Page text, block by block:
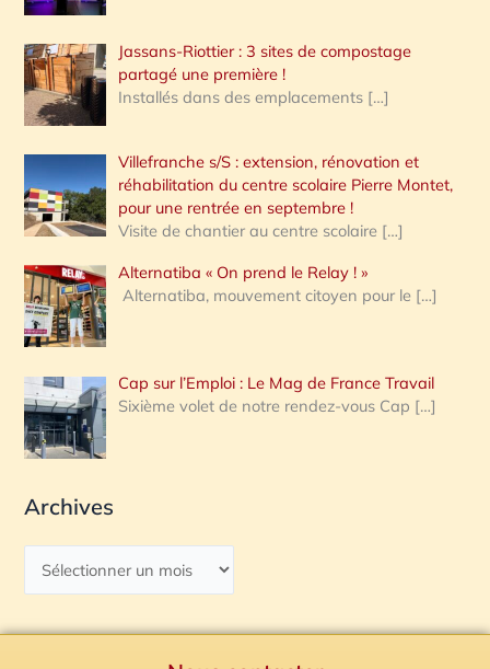
Jassans-Riottier : 3 sites de compostage
partagé une première !
Installés dans des emplacements […]
Villefranche s/S : extension, rénovation et
réhabilitation du centre scolaire Pierre Montet,
pour une rentrée en septembre !
Visite de chantier au centre scolaire […]
Alternatiba « On prend le Relay ! »
Alternatiba, mouvement citoyen pour le […]
Cap sur l’Emploi : Le Mag de France Travail
Sixième volet de notre rendez-vous Cap […]
Archives